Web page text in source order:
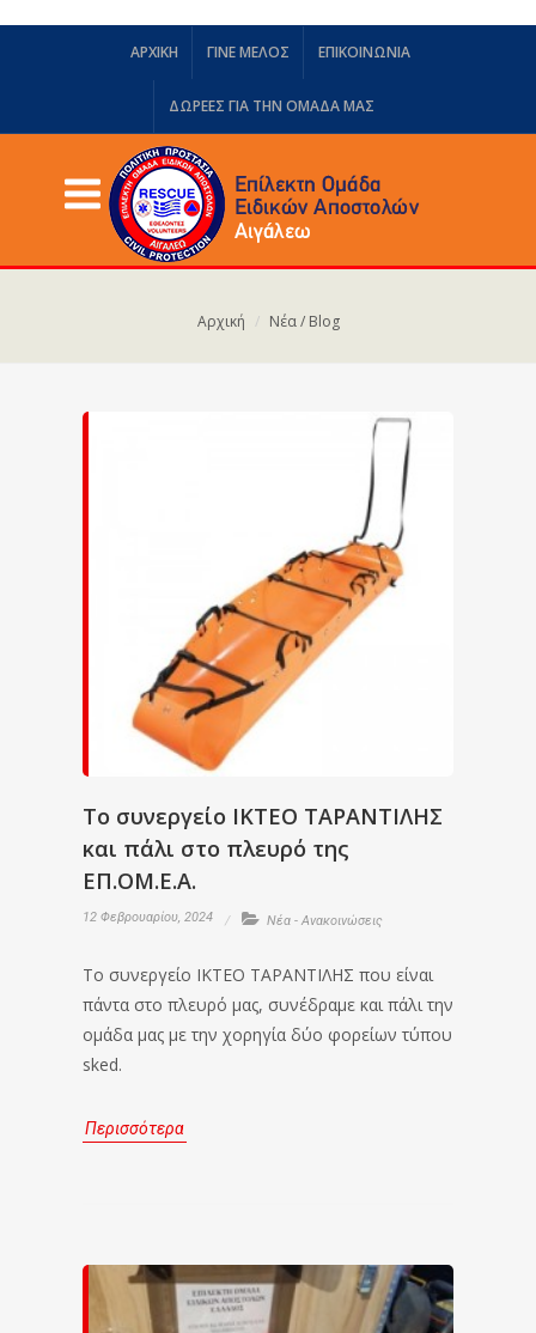
ΑΡΧΙΚΗ ΓΙΝΕ ΜΕΛΟΣ ΕΠΙΚΟΙΝΩΝΙΑ
ΔΩΡΕΈΣ ΓΙΑ ΤΗΝ ΟΜΆΔΑ ΜΑΣ
Αρχική Νέα / Blog
Το συνεργείο ΙΚΤΕΟ ΤΑΡΑΝΤΙΛΗΣ
και πάλι στο πλευρό της
EΠ.ΟΜ.Ε.Α.
12 Φεβρουαρίου, 2024 Νέα - Ανακοινώσεις
Το συνεργείο ΙΚΤΕΟ ΤΑΡΑΝΤΙΛΗΣ που είναι
πάντα στο πλευρό μας, συνέδραμε και πάλι την
ομάδα μας με την χορηγία δύο φορείων τύπου
sked.
Περισσότερα